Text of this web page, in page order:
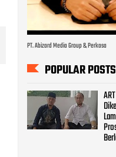
PT. Abizard Media Group & Perkasa
POPULAR POSTS